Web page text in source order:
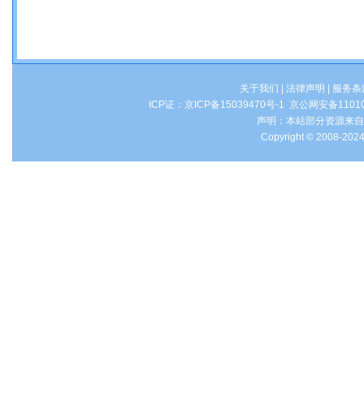
关于我们 法律声明
服务条
ICP证： 京ICP备15039470号-1 京公网安备
声明：本站部分资源来
Copyright © 2008-